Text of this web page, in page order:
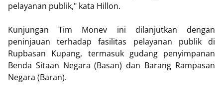
pelayanan publik," kata Hillon.
Kunjungan Tim Monev ini dilanjutkan dengan
peninjauan terhadap fasilitas pelayanan publik di
Rupbasan Kupang, termasuk gudang penyimpanan
Benda Sitaan Negara (Basan) dan Barang Rampasan
Negara (Baran).